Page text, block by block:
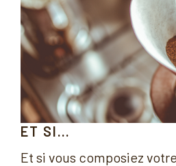
ET SI…
Et si vous composiez